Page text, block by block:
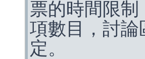
票的時間限
項數目，討
定。